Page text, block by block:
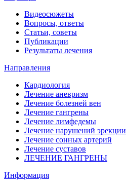
Видеосюжеты
Вопросы, ответы
Статьи, советы
Публикации
Результаты лечения
Направления
Кардиология
Лечение аневризм
Лечение болезней вен
Лечение гангрены
Лечение лимфедемы
Лечение нарушений эрекции
Лечение сонных артерий
Лечение суставов
ЛЕЧЕНИЕ ГАНГРЕНЫ
Информация